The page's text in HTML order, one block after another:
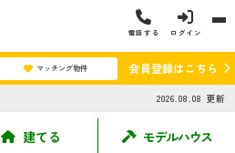
電話する ログイン
マッチング物件 会員登録はこちら
2026.08.08 更新
建てる モデルハウス